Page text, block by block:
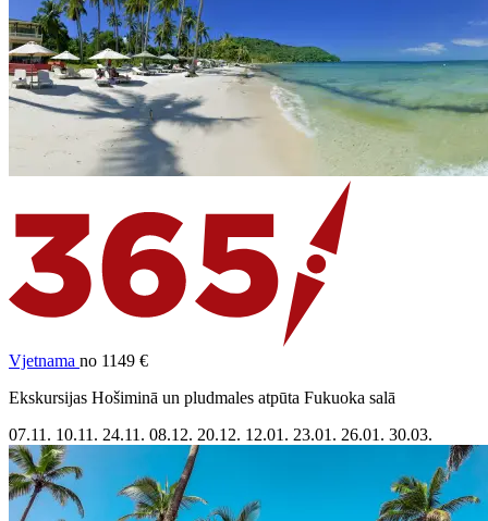
Vjetnama no 1149 €
Ekskursijas Hošiminā un pludmales atpūta Fukuoka salā
07.11. 10.11. 24.11. 08.12. 20.12. 12.01. 23.01. 26.01. 30.03.